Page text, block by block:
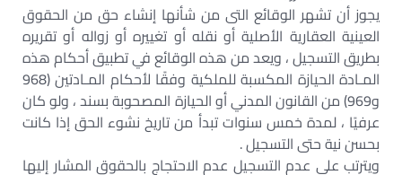
يجوز أن تشهر الوقائع التى من شأنها إنشاء حق من الحقوق
العينية العقارية الأصلية أو نقله أو تغييره أو زواله أو تقريره
بطريق التسجيل ، ويعد من هذه الوقائع في تطبيق أحكام هذه
المـادة الحيازة المكسبة للملكية وفقًا لأحكام المـادتين (968
و969) من القانون المدني أو الحيازة المصحوبة بسند ، ولو كان
عرفيًا ، لمدة خمس سنوات تبدأ من تاريخ نشوء الحق إذا كانت
بحسن نية حتى التسجيل .
ويترتب على عدم التسجيل عدم الاحتجاج بالحقوق المشار إليها